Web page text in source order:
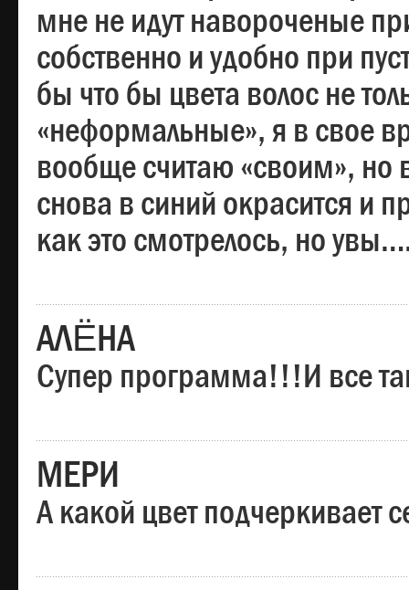
мне не идут навороченые
собственно и удобно при
бы что бы цвета волос не
«неформальные», я в свое
вообще считаю «своим», но
снова в синий окрасится и
как это смотрелось, но
АЛЁНА
Супер программа!!!И все
МЕРИ
А какой цвет подчеркивает